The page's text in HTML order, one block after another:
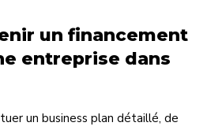
un financement
entreprise dans
un business plan détaillé, de